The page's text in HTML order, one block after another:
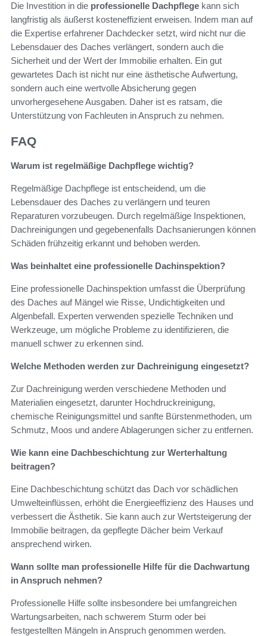
Die Investition in die professionelle Dachpflege kann sich
langfristig als äußerst kosteneffizient erweisen. Indem man auf
die Expertise erfahrener Dachdecker setzt, wird nicht nur die
Lebensdauer des Daches verlängert, sondern auch die
Sicherheit und der Wert der Immobilie erhalten. Ein gut
gewartetes Dach ist nicht nur eine ästhetische Aufwertung,
sondern auch eine wertvolle Absicherung gegen
unvorhergesehene Ausgaben. Daher ist es ratsam, die
Unterstützung von Fachleuten in Anspruch zu nehmen.
FAQ
Warum ist regelmäßige Dachpflege wichtig?
Regelmäßige Dachpflege ist entscheidend, um die
Lebensdauer des Daches zu verlängern und teuren
Reparaturen vorzubeugen. Durch regelmäßige Inspektionen,
Dachreinigungen und gegebenenfalls Dachsanierungen können
Schäden frühzeitig erkannt und behoben werden.
Was beinhaltet eine professionelle Dachinspektion?
Eine professionelle Dachinspektion umfasst die Überprüfung
des Daches auf Mängel wie Risse, Undichtigkeiten und
Algenbefall. Experten verwenden spezielle Techniken und
Werkzeuge, um mögliche Probleme zu identifizieren, die
manuell schwer zu erkennen sind.
Welche Methoden werden zur Dachreinigung eingesetzt?
Zur Dachreinigung werden verschiedene Methoden und
Materialien eingesetzt, darunter Hochdruckreinigung,
chemische Reinigungsmittel und sanfte Bürstenmethoden, um
Schmutz, Moos und andere Ablagerungen sicher zu entfernen.
Wie kann eine Dachbeschichtung zur Werterhaltung
beitragen?
Eine Dachbeschichtung schützt das Dach vor schädlichen
Umwelteinflüssen, erhöht die Energieeffizienz des Hauses und
verbessert die Ästhetik. Sie kann auch zur Wertsteigerung der
Immobilie beitragen, da gepflegte Dächer beim Verkauf
ansprechend wirken.
Wann sollte man professionelle Hilfe für die Dachwartung
in Anspruch nehmen?
Professionelle Hilfe sollte insbesondere bei umfangreichen
Wartungsarbeiten, nach schwerem Sturm oder bei
festgestellten Mängeln in Anspruch genommen werden.